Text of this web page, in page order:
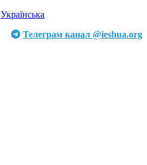
Українська
Телеграм канал @ieshua.org